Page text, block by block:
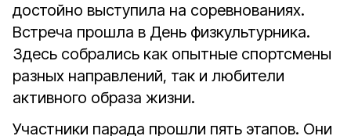
достойно выступила на соревнованиях.
Встреча прошла в День физкультурника.
Здесь собрались как опытные спортсмены
разных направлений, так и любители
активного образа жизни.
Участники парада прошли пять этапов. Они